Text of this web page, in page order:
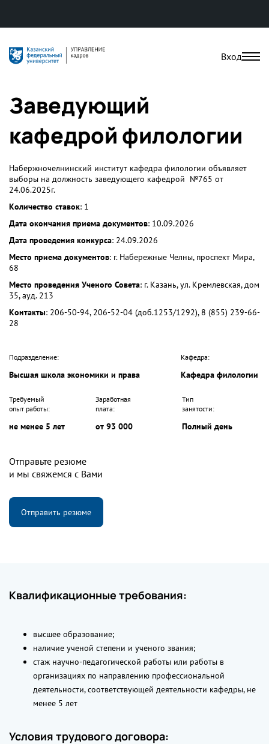
Вход
Заведующий
кафедрой филологии
Набержночелнинский институт кафедра филологии объявляет
выборы на должность заведующего кафедрой №765 от
24.06.2025г.
Количество ставок: 1
Дата окончания приема документов: 10.09.2026
Дата проведения конкурса: 24.09.2026
Место приема документов: г. Набережные Челны, проспект Мира,
68
Место проведения Ученого Совета: г. Казань, ул. Кремлевская, дом
35, ауд. 213
Контакты: 206-50-94, 206-52-04 (доб.1253/1292), 8 (855) 239-66-
28
Подразделение:
Высшая школа экономики и права
Кафедра:
Кафедра филологии
Требуемый
опыт работы:
не менее 5 лет
Заработная
плата:
от 93 000
Тип
занятости:
Полный день
Отправьте резюме
и мы свяжемся с Вами
Отправить резюме
Квалификационные требования:
высшее образование;
наличие ученой степени и ученого звания;
стаж научно-педагогической работы или работы в
организациях по направлению профессиональной
деятельности, соответствующей деятельности кафедры, не
менее 5 лет
Условия трудового договора: